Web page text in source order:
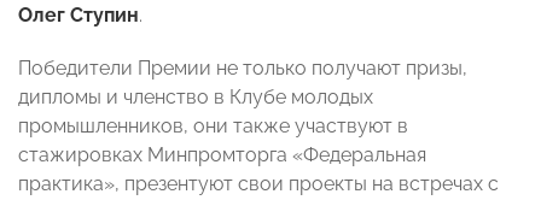
Олег Ступин.
Победители Премии не только получают призы,
дипломы и членство в Клубе молодых
промышленников, они также участвуют в
стажировках Минпромторга «Федеральная
практика», презентуют свои проекты на встречах с